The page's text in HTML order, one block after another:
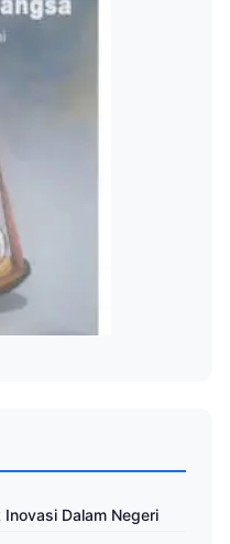
Inovasi Dalam Negeri